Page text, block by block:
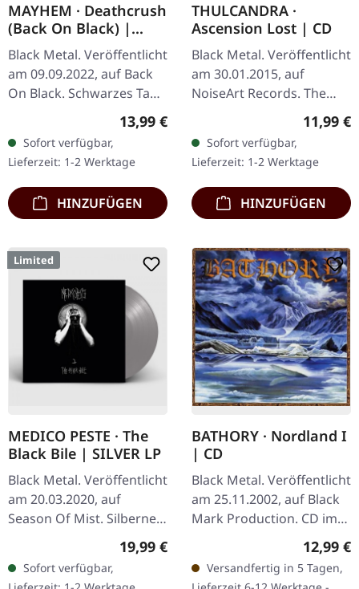
MAYHEM · Deathcrush
(Back On Black) |
BLACK TAPE
Black Metal. Veröffentlicht
am 09.09.2022, auf Back
On Black. Schwarzes Tape
mit roter 4-seitiger J-Card.
veröffentlicht am 16.
August…
Regulärer Preis:
13,99 €
Sofort verfügbar,
Lieferzeit: 1-2 Werktage
HINZUFÜGEN
THULCANDRA ·
Ascension Lost | CD
Black Metal. Veröffentlicht
am 30.01.2015, auf
NoiseArt Records. The
First Rebellion Throne of
Will Deliverance In Sin and
Death Demigod
Imprisoned…
11,99 €
Sofort verfügbar,
Lieferzeit: 1-2 Werktage
HINZUFÜGEN
Limited
MEDICO PESTE · The
Black Bile | SILVER LP
Black Metal. Veröffentlicht
am 20.03.2020, auf
Season Of Mist. Silbernes
Vinyl im Gatefold-Cover.
Exemplare. Medico Peste
Regulärer Preis:
19,99 €
Sofort verfügbar,
BATHORY · Nordland I
| CD
Black Metal. Veröffentlicht
am 25.11.2002, auf Black
Mark Production. CD im
Jewelcase. Der legendäre
schwedische Black Metal-
Pionier Bathory liefert…
12,99 €
Versandfertig in 5 Tagen,